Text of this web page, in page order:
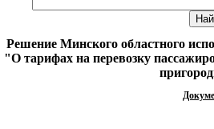
Решение Минского областного
"О тарифах на перевозку